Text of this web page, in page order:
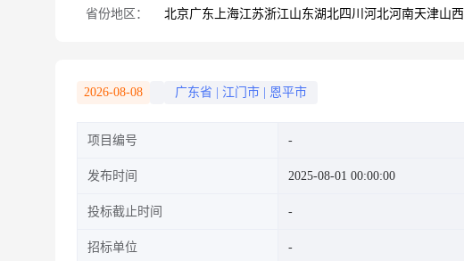
省份地区： 北京广东 上海江苏浙江山东湖北四川 河北河南天津山西
2026-08-08 广东省 江门市 恩平市
项目编号
发布时间 2025-08-01 00:00:00
投标截止时间
招标单位